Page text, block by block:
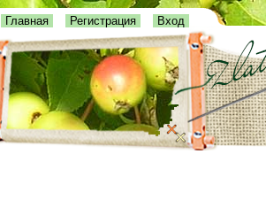
Главная Регистрация Вход